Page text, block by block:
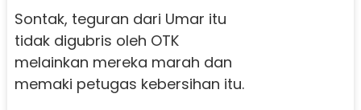
Sontak, teguran dari Umar itu
tidak digubris oleh OTK
melainkan mereka marah dan
memaki petugas kebersihan itu.